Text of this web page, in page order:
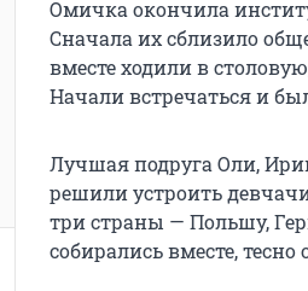
Омичка окончила
Сначала их сблизило
вместе ходили в
Начали встречаться и
Лучшая подруга Оли,
решили устроить
три страны — Польшу,
собирались вместе,